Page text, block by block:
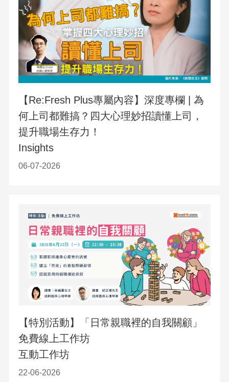
【Re:Fresh Plus專屬內容】深度專欄 | 為
何上司都難搞？四大心理妙招讀懂上司，
提升職場生存力！
Insights
06-07-2026
【特別活動】「日常親職裡的自我關顧」
免費線上工作坊
互動工作坊
22-06-2026